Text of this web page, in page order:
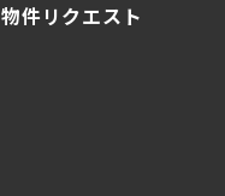
物件リクエスト